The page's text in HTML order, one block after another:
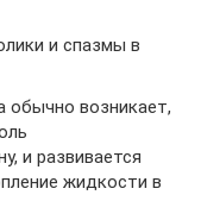
и спазмы в
обычно возникает,
и развивается
жидкости в